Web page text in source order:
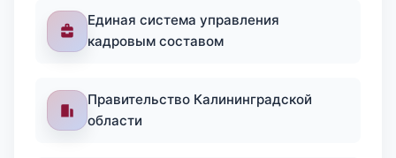
Единая система управления
кадровым составом
Правительство Калининградской
области